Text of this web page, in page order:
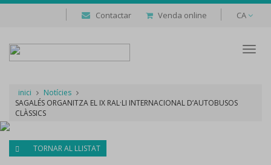
Contactar Venda online CA
inici
Notícies
SAGALÉS ORGANITZA EL IX RAL·LI INTERNACIONAL D’AUTOBUSOS
CLÀSSICS
TORNAR AL LLISTAT